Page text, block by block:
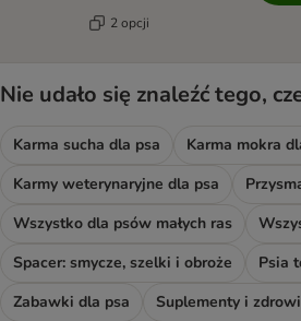
2 opcji
Nie udało się znaleźć tego,
Karma sucha dla psa
Karma mokra
Karmy weterynaryjne dla psa
Wszystko dla psów małych ras
Spacer: smycze, szelki i obroże
Psia
Zabawki dla psa
Suplementy i